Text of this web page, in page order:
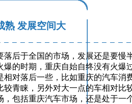
熟 发展空间大
落后于全国的市场，发展还是要慢
爆的时期，重庆自始自终没有火爆
相对落后一些，比如重庆的汽车消
较青睐，另外对大一点的车相对比
，包括重庆汽车市场，还是处于一